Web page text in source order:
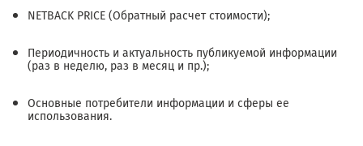
NETBACK PRICE (Обратный расчет стоимости);
Периодичность и актуальность публикуемой информации
(раз в неделю, раз в месяц и пр.);
Основные потребители информации и сферы ее
использования.